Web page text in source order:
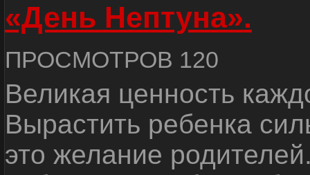
«День Нептуна».
ПРОСМОТРОВ 120
Великая ценность
Вырастить ребенка
это желание